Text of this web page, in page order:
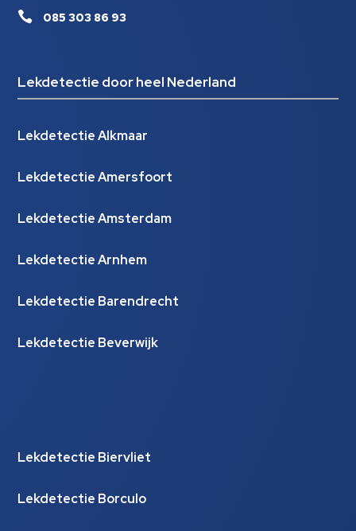
 085 303 86 93
Lekdetectie door heel Nederland
Lekdetectie Alkmaar
Lekdetectie Amersfoort
Lekdetectie Amsterdam
Lekdetectie Arnhem
Lekdetectie Barendrecht
Lekdetectie Beverwijk
Lekdetectie Biervliet
Lekdetectie Borculo